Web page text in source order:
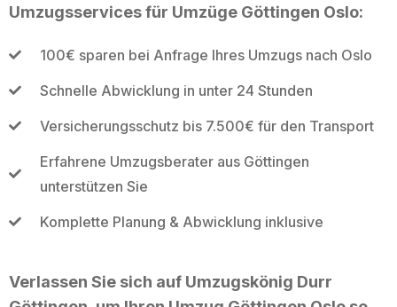
Umzugsservices für Umzüge Göttingen Oslo:
100€ sparen bei Anfrage Ihres Umzugs nach Oslo
Schnelle Abwicklung in unter 24 Stunden
Versicherungsschutz bis 7.500€ für den Transport
Erfahrene Umzugsberater aus Göttingen
unterstützen Sie
Komplette Planung & Abwicklung inklusive
Verlassen Sie sich auf Umzugskönig Durr